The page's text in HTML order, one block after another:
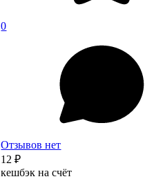
0
Отзывов нет
12 ₽
кешбэк на счёт